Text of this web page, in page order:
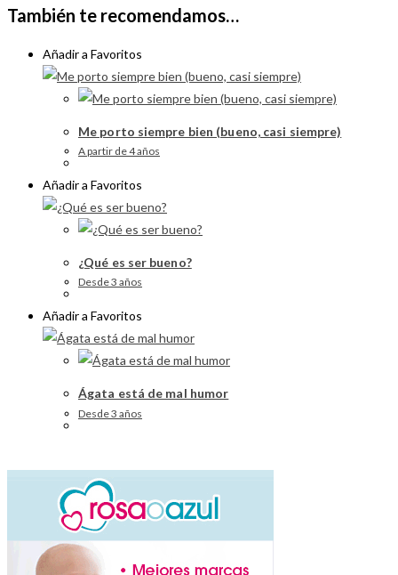
También te recomendamos…
Añadir a Favoritos
Me porto siempre bien (bueno, casi siempre)
A partir de 4 años
Añadir a Favoritos
¿Qué es ser bueno?
Desde 3 años
Añadir a Favoritos
Ágata está de mal humor
Desde 3 años